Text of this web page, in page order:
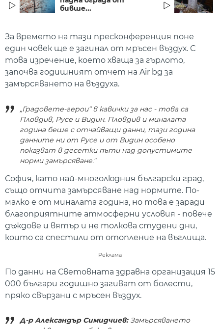
бивше...
За времето на тази пресконференция поне
един човек ще е загинал от мръсен въздух. С
това изречение, което хваща за гърлото,
започва годишният отчет на Air bg за
замърсяването на въздуха.
„Градовете-герои“ в кавички за нас - това са
Пловдив, Русе и Видин. Пловдив и миналата
година беше с отчайващи данни, тази година
данните ни от Русе и от Видин особено
показват в десетки пъти над допустимите
норми замърсяване."
София, като най-многолюдния български град,
също отчита замърсяване над нормите. По-
малко е от миналата година, но това е заради
благоприятните атмосферни условия - повече
дъждове и вятър и не толкова студени дни,
които са спестили от отопление на въглища.
Реклама
По данни на Световната здравна организация 15
000 българи годишно загиват от болести,
пряко свързани с мръсен въздух.
Д-р Александър Симидчиев: Замърсяването